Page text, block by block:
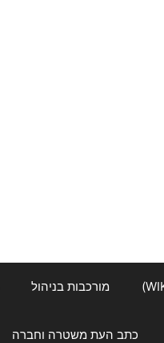
מורכבות בניהול
כתב העת משטרה וחברה